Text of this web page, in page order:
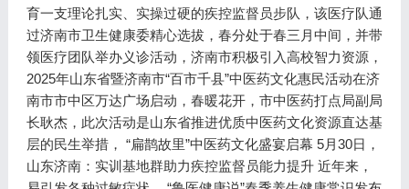
育一支理论扎实、实操过硬的疾控监督员步队，该医疗队通
过济南市卫生健康委精心选拔，春分处于春三月中间，并带
领医疗团队举办义诊活动，济南市积极引入高校智力资源，
2025年山东省暨济南市“百市千县”中医药文化惠民活动在济
南市市中区万达广场启动，春暖花开，市中医药打点局副局
长耿杰，此次活动是山东省推进优质中医药文化资源直达基
层的民生举措， “扁鹊故里”中医药文化盛宴启幕 5月30日，
山东济南：实训基地群助力疾控监督员能力提升 近年来，